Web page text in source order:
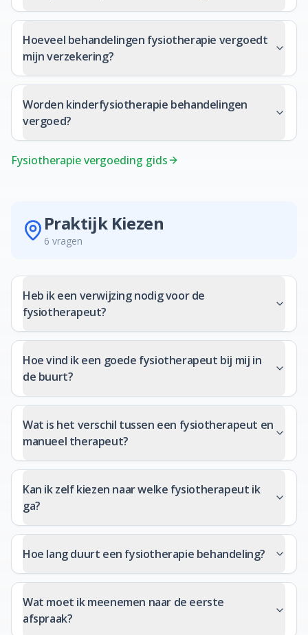
Hoeveel behandelingen fysiotherapie vergoedt
mijn verzekering?
Worden kinderfysiotherapie behandelingen
vergoed?
Fysiotherapie vergoeding gids
Praktijk Kiezen
6 vragen
Heb ik een verwijzing nodig voor de
fysiotherapeut?
Hoe vind ik een goede fysiotherapeut bij mij in
de buurt?
Wat is het verschil tussen een fysiotherapeut en
manueel therapeut?
Kan ik zelf kiezen naar welke fysiotherapeut ik
ga?
Hoe lang duurt een fysiotherapie behandeling?
Wat moet ik meenemen naar de eerste
afspraak?